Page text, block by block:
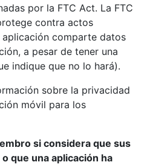
por la FTC Act. La FTC
contra actos
aplicación comparte datos
a pesar de tener una
indique que no lo hará).
sobre la privacidad
móvil para los
si considera que sus
que una aplicación ha